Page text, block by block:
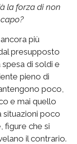
la forza di non
più
presupposto
di soldi e
pieno di
poco,
e mai quello
situazioni poco
figure che si
il contrario.